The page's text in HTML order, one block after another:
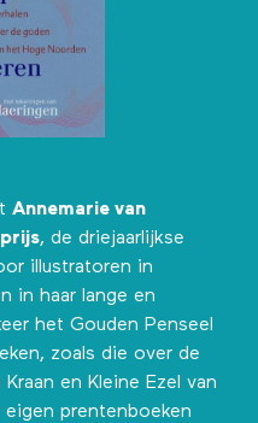
Annemarie van
, de driejaarlijkse
illustratoren in
in haar lange en
het Gouden Penseel
zoals die over de
en Kleine Ezel van
eigen prentenboeken